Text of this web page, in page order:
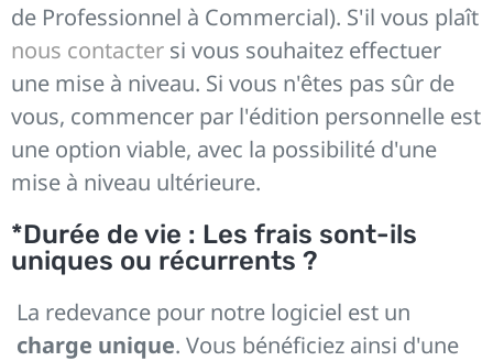
de Professionnel à Commercial). S'il vous plaît
nous contacter si vous souhaitez effectuer
une mise à niveau. Si vous n'êtes pas sûr de
vous, commencer par l'édition personnelle est
une option viable, avec la possibilité d'une
mise à niveau ultérieure.
*Durée de vie : Les frais sont-ils
uniques ou récurrents ?
La redevance pour notre logiciel est un
charge unique. Vous bénéficiez ainsi d'une